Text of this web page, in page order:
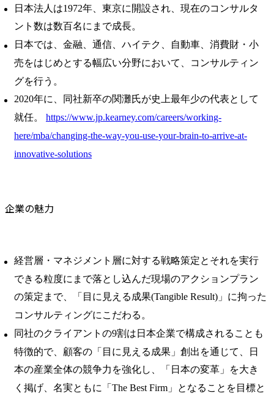
日本法人は1972年、東京に開設され、現在のコンサルタ
ント数は数百名にまで成長。
日本では、金融、通信、ハイテク、自動車、消費財・小
売をはじめとする幅広い分野において、コンサルティン
グを行う。
2020年に、同社新卒の関灘氏が史上最年少の代表として
就任。 https://www.jp.kearney.com/careers/working-
here/mba/changing-the-way-you-use-your-brain-to-arrive-at-
innovative-solutions
企業の魅力
経営層・マネジメント層に対する戦略策定とそれを実行
できる粒度にまで落とし込んだ現場のアクションプラン
の策定まで、「目に見える成果(Tangible Result)」に拘った
コンサルティングにこだわる。
同社のクライアントの9割は日本企業で構成されることも
特徴的で、顧客の「目に見える成果」創出を通じて、日
本の産業全体の競争力を強化し、「日本の変革」を大き
く掲げ、名実ともに「The Best Firm」となることを目標と